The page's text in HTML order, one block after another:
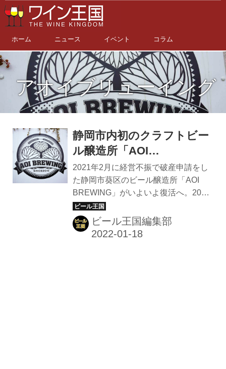
ホーム ニュース イベント コラム
アオイブリューイング
静岡市内初のクラフトビー
ル醸造所「AOI
BREWING」が再始動！元
従業員がブランドを引き継
ぎ、次世代に歴史をつない
だ
2021年2月に経営不振で破産申請をし
た静岡市葵区のビール醸造所「AOI
BREWING」がいよいよ復活へ。2022
年1月12日に事業再開して初めての仕
込み作業を一般公開した。 経営難の地
ビール醸造所復活へ仕込み再開 「静岡
ビール王国編集部